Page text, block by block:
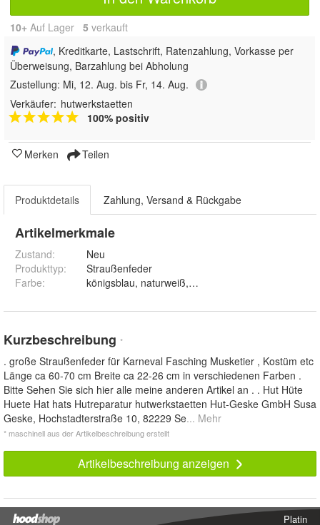
10+ Auf Lager 5 verkauft
, Kreditkarte, Lastschrift, Ratenzahlung, Vorkasse per
Überweisung, Barzahlung bei Abholung
Zustellung: Mi, 12. Aug. bis Fr, 14. Aug.
Verkäufer: hutwerkstaetten
100% positiv
Merken Teilen
Produktdetails Zahlung, Versand & Rückgabe
Artikelmerkmale
Zustand:
Neu
Produkttyp:
Straußenfeder
Farbe:
Kurzbeschreibung *
. große Straußenfeder für Karneval Fasching Musketier , Kostüm etc
Länge ca 60-70 cm Breite ca 22-26 cm in verschiedenen Farben .
Bitte Sehen Sie sich hier alle meine anderen Artikel an . . Hut Hüte
Huete Hat hats Hutreparatur hutwerkstaetten Hut-Geske GmbH Susa
Geske, Hochstadterstraße 10, 82229 Se... Mehr
* maschinell aus der Artikelbeschreibung erstellt
Artikelbeschreibung anzeigen
Platin